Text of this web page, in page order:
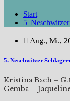
Start
5.
Aug., Mi.,
5. Neschwitzer
Kristina Bach –
Gemba –